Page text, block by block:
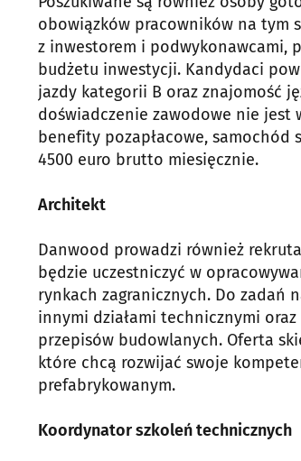
obowiązków pracowników na tym
z inwestorem i podwykonawcami,
budżetu inwestycji. Kandydaci
jazdy kategorii B oraz znajomość
doświadczenie zawodowe nie jest
benefity pozapłacowe, samochód
4500 euro brutto miesięcznie.
Architekt
Danwood prowadzi również
będzie uczestniczyć w
rynkach zagranicznych. Do zadań
innymi działami technicznymi
przepisów budowlanych. Oferta
które chcą rozwijać swoje
prefabrykowanym.
Koordynator szkoleń technicznych